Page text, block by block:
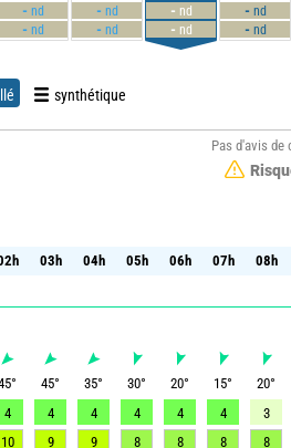
- nd
- nd
- nd
- nd
- nd
- nd
-nd
-nd
synthétique
Pas d'avis de
03h 04h 05h 06h 07h 08h
03h 04h 05h 06h 07h 08h
° 45° 35° 30° 20° 15° 20°
4 4 4 4 4 4 3
10 9 9 8 8 8 8